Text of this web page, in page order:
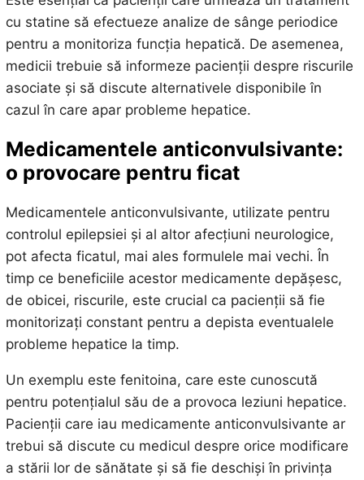
cu statine să efectueze analize de sânge periodice
pentru a monitoriza funcția hepatică. De asemenea,
medicii trebuie să informeze pacienții despre riscurile
asociate și să discute alternativele disponibile în
cazul în care apar probleme hepatice.
Medicamentele anticonvulsivante:
o provocare pentru ficat
Medicamentele anticonvulsivante, utilizate pentru
controlul epilepsiei și al altor afecțiuni neurologice,
pot afecta ficatul, mai ales formulele mai vechi. În
timp ce beneficiile acestor medicamente depășesc,
de obicei, riscurile, este crucial ca pacienții să fie
monitorizați constant pentru a depista eventualele
probleme hepatice la timp.
Un exemplu este fenitoina, care este cunoscută
pentru potențialul său de a provoca leziuni hepatice.
Pacienții care iau medicamente anticonvulsivante ar
trebui să discute cu medicul despre orice modificare
a stării lor de sănătate și să fie deschiși în privința